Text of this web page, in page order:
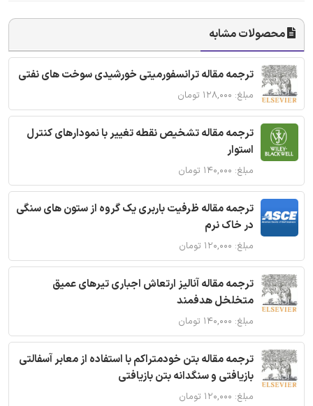
محصولات مشابه
ترجمه مقاله ترانسفورمیتی خورشیدی سوخت های نفتی
مبلغ: ۱۲۸,۰۰۰ تومان
ترجمه مقاله تشخیص نقطه تغییر با نمودارهای کنترل
استوار
مبلغ: ۱۴۰,۰۰۰ تومان
ترجمه مقاله ظرفیت باربری یک گروه از ستون های سنگی
در خاک نرم
مبلغ: ۱۲۰,۰۰۰ تومان
ترجمه مقاله آنالیز ارتعاش اجباری تیرهای عمیق
متخلخل هدفمند
مبلغ: ۱۴۰,۰۰۰ تومان
ترجمه مقاله بتن خودمتراکم با استفاده از معابر آسفالتی
بازیافتی و سنگدانه بتن بازیافتی
مبلغ: ۱۲۰,۰۰۰ تومان